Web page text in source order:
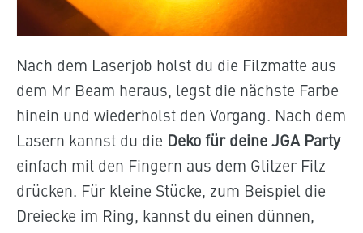
Nach dem Laserjob holst du die Filzmatte aus
dem Mr Beam heraus, legst die nächste Farbe
hinein und wiederholst den Vorgang. Nach dem
Lasern kannst du die Deko für deine JGA Party
einfach mit den Fingern aus dem Glitzer Filz
drücken. Für kleine Stücke, zum Beispiel die
Dreiecke im Ring, kannst du einen dünnen,